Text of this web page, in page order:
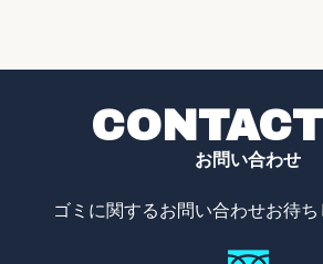
お問い合わせ
ゴミに関するお問い合わせお待ち